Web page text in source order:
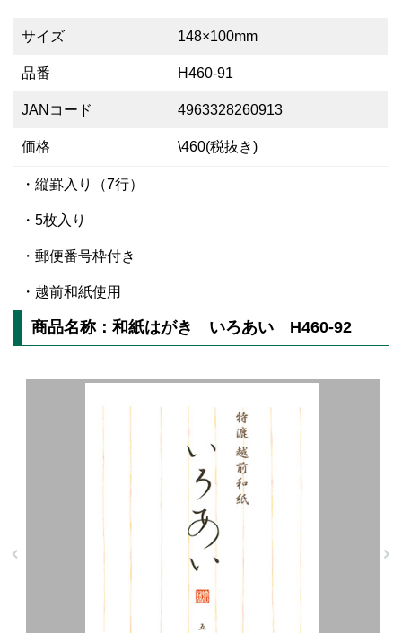
サイズ 148×100mm
品番 H460-91
JANコード 4963328260913
価格 \460(税抜き)
・縦罫入り（7行）
・5枚入り
・郵便番号枠付き
・越前和紙使用
商品名称：和紙はがき いろあい H460-92